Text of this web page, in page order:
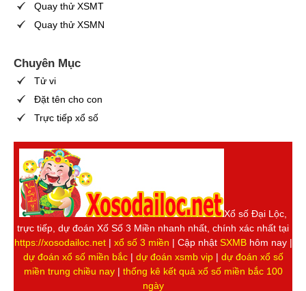
Quay thử XSMT
Quay thử XSMN
Chuyên Mục
Tử vi
Đặt tên cho con
Trực tiếp xổ số
Xổ số Đại Lộc,
trực tiếp, dự đoán Xố Số 3 Miền nhanh nhất, chính xác nhất tại
https://xosodailoc.net| xổ số 3 miền | Cập nhật SXMBhôm nay |
dự đoán xổ số miền bắc| dự đoán xsmb vip| dự đoán xổ số
miền trung chiều nay| thống kê kết quả xổ số miền bắc 100
ngày